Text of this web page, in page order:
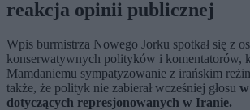
reakcja opinii publicznej
Wpis burmistrza Nowego Jorku spotkał się z
konserwatywnych polityków i komentatorów,
Mamdaniemu sympatyzowanie z irańskim
także, że polityk nie zabierał wcześniej głosu
dotyczących represjonowanych w Iranie.